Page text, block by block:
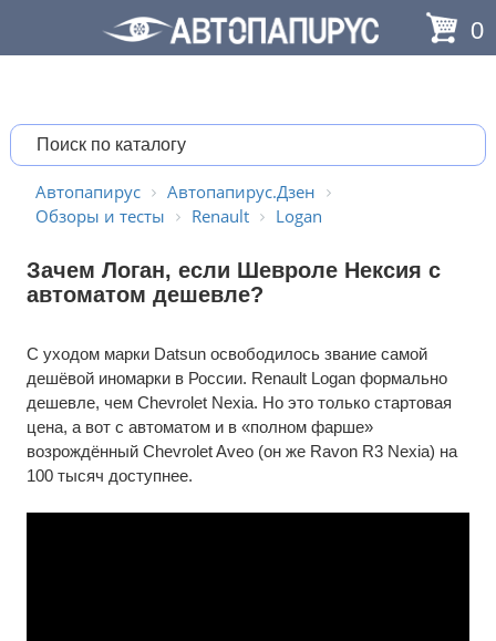
0
Автопапирус
Автопапирус.Дзен
Обзоры и тесты
Renault Logan
Зачем Логан, если Шевроле Нексия с
автоматом дешевле?
С уходом марки Datsun освободилось звание самой
дешёвой иномарки в России. Renault Logan формально
дешевле, чем Chevrolet Nexia. Но это только стартовая
цена, а вот с автоматом и в «полном фарше»
возрождённый Chevrolet Aveo (он же Ravon R3 Nexia) на
100 тысяч доступнее.